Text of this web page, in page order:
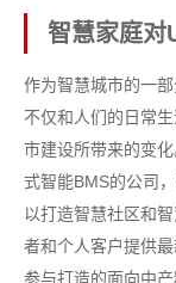
智慧家庭对
作为智慧城市的一
不仅和人们的日常
市建设所带来的变
式智能BMS的公司
以打造智慧社区和
者和个人客户提供
参与打造的面向中